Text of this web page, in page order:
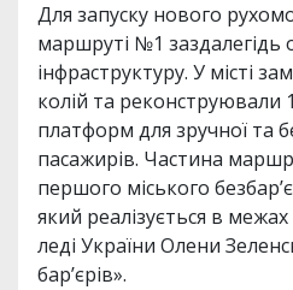
Для запуску нового
маршруті №1 заздалегідь
інфраструктуру. У місті
колій та реконструювали
платформ для зручної та
пасажирів. Частина
першого міського
який реалізується в
леді України Олени
бар’єрів».